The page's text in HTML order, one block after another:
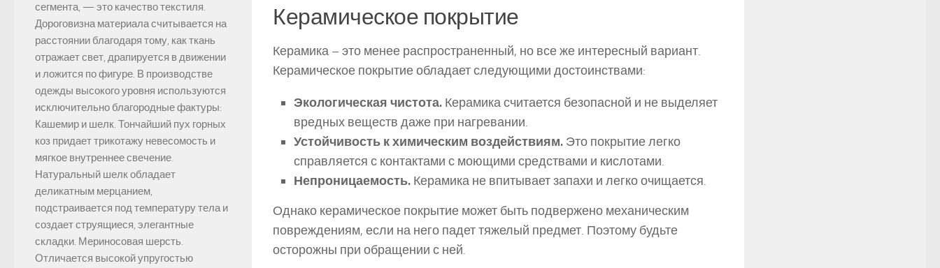
Керамическое покрытие
Керамика – это менее распространенный, но все же интересный вариант.
Керамическое покрытие обладает следующими достоинствами:
Экологическая чистота. Керамика считается безопасной и не выделяет
вредных веществ даже при нагревании.
Устойчивость к химическим воздействиям. Это покрытие легко
справляется с контактами с моющими средствами и кислотами.
Непроницаемость. Керамика не впитывает запахи и легко очищается.
Однако керамическое покрытие может быть подвержено механическим
повреждениям, если на него падет тяжелый предмет. Поэтому будьте
осторожны при обращении с ней.
сегмента, — это качество текстиля.
Дороговизна материала считывается на
расстоянии благодаря тому, как ткань
отражает свет, драпируется в движении
и ложится по фигуре. В производстве
одежды высокого уровня используются
исключительно благородные фактуры:
Кашемир и шелк. Тончайший пух горных
коз придает трикотажу невесомость и
мягкое внутреннее свечение.
Натуральный шелк обладает
деликатным мерцанием,
подстраивается под температуру тела и
создает струящиеся, элегантные
складки. Мериносовая шерсть.
Отличается высокой упругостью